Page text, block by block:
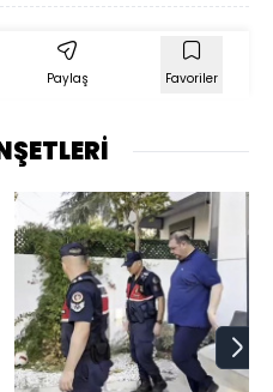
Paylaş Favoriler